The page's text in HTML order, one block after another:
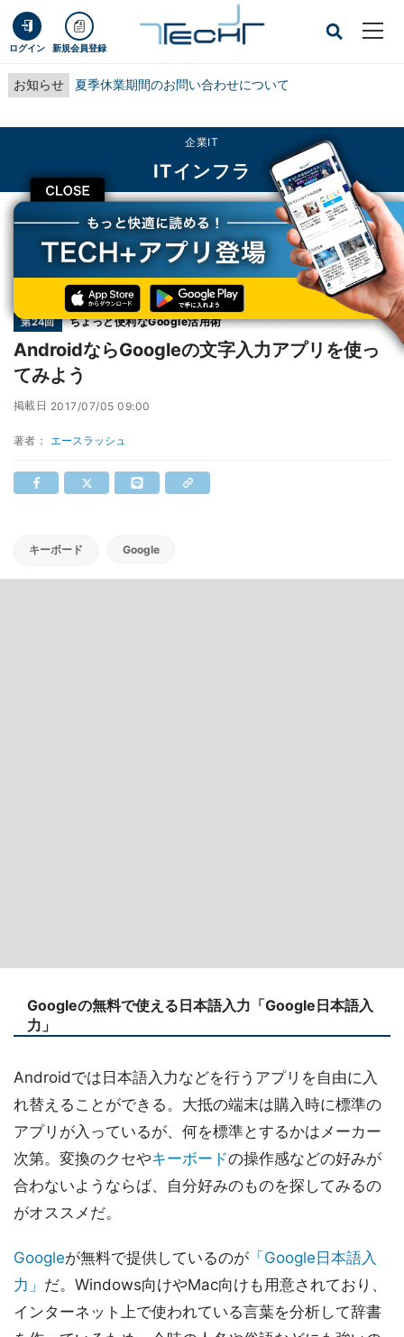
ログイン 新規会員登録
お知らせ 夏季休業期間のお問い合わせについて
CLOSE
企業IT
ITインフラ
TECH+ 企業IT
ITインフラ
AndroidならGoogleの文字入力アプリを使ってみよう
第24回 ちょっと便利なGoogle活用術
AndroidならGoogleの文字入力アプリを使っ
てみよう
掲載日 2017/07/05 09:00
著者： エースラッシュ
キーボード Google
Googleの無料で使える日本語入力「Google日本語入
力」
Androidでは日本語入力などを行うアプリを自由に入
れ替えることができる。大抵の端末は購入時に標準の
アプリが入っているが、何を標準とするかはメーカー
次第。変換のクセやキーボードの操作感などの好みが
合わないようならば、自分好みのものを探してみるの
がオススメだ。
Googleが無料で提供しているのが 「Google日本語入
力」 だ。Windows向けやMac向けも用意されており、
インターネット上で使われている言葉を分析して辞書